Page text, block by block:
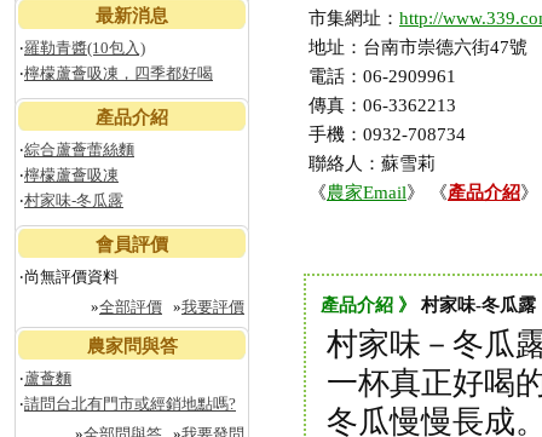
最新消息
‧羅勒青醬(10包入)
‧檸檬蘆薈吸凍，四季都好喝
產品介紹
‧綜合蘆薈蕾絲麵
‧檸檬蘆薈吸凍
‧村家味-冬瓜露
會員評價
‧尚無評價資料
»全部評價 »我要評價
農家問與答
‧蘆薈麵
‧請問台北有門市或經銷地點嗎?
市集網址： http://
地址：台南市崇德六街47號
電話：06-2909961
傳真：06-3362213
手機：0932-708734
聯絡人：蘇雪莉
《農家Email》 《產品介紹
產品介紹 》 村家味-冬瓜露
村家味－冬瓜
一杯真正好喝
冬瓜慢慢長成